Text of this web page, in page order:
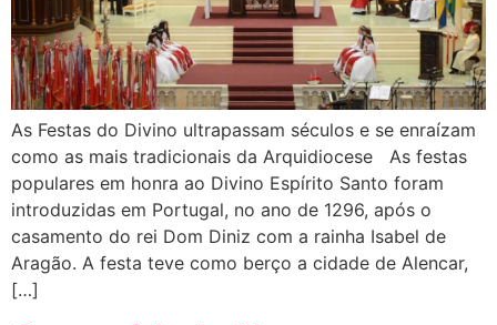
As Festas do Divino ultrapassam séculos e se enraízam
como as mais tradicionais da Arquidiocese As festas
populares em honra ao Divino Espírito Santo foram
introduzidas em Portugal, no ano de 1296, após o
casamento do rei Dom Diniz com a rainha Isabel de
Aragão. A festa teve como berço a cidade de Alencar,
[…]